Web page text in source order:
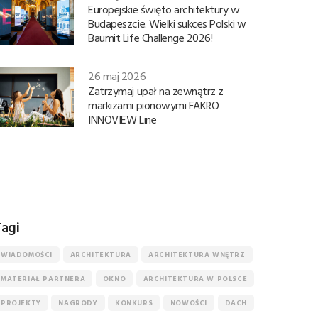
Europejskie święto architektury w
Budapeszcie. Wielki sukces Polski w
Baumit Life Challenge 2026!
26 maj 2026
Zatrzymaj upał na zewnątrz z
markizami pionowymi FAKRO
INNOVIEW Line
WIADOMOŚCI ARCHITEKTURA ARCHITEKTURA WNĘTRZ
MATERIAŁ PARTNERA OKNO ARCHITEKTURA W POLSCE
PROJEKTY NAGRODY KONKURS NOWOŚCI DACH